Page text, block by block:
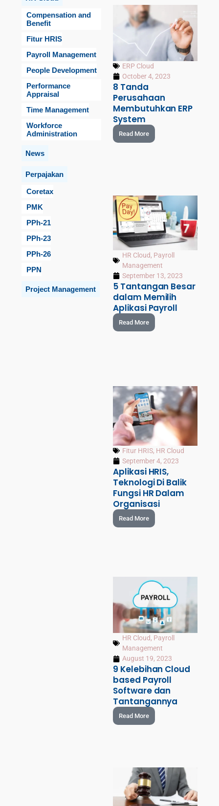
Compensation and
Benefit
Fitur HRIS
Payroll Management
People Development
Performance
Appraisal
Time Management
Workforce
Administration
News
Perpajakan
Coretax
PMK
PPh-21
PPh-23
PPh-26
PPN
Project Management
ERP Cloud
October 4, 2023
8 Tanda
Perusahaan
Membutuhkan ERP
System
Read More
HR Cloud, Payroll
Management
September 13, 2023
5 Tantangan Besar
dalam Memilih
Aplikasi Payroll
Read More
Fitur HRIS, HR Cloud
September 4, 2023
Aplikasi HRIS,
Teknologi Di Balik
Fungsi HR Dalam
Organisasi
Read More
HR Cloud, Payroll
Management
August 19, 2023
9 Kelebihan Cloud
based Payroll
Software dan
Tantangannya
Read More